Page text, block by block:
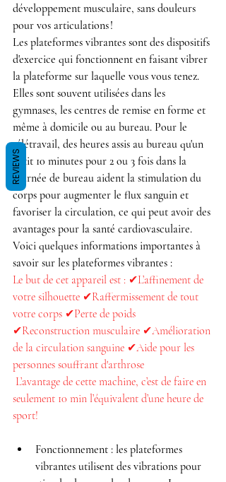
développement musculaire, sans douleurs
pour vos articulations !
Les plateformes vibrantes sont des dispositifs
d'exercice qui fonctionnent en faisant vibrer
la plateforme sur laquelle vous vous tenez.
Elles sont souvent utilisées dans les
gymnases, les centres de remise en forme et
même à domicile ou au bureau. Pour le
télétravail, des heures assis au bureau qu'un
petit 10 minutes pour 2 ou 3 fois dans la
journée de bureau aident la stimulation du
corps pour augmenter le flux sanguin et
favoriser la circulation, ce qui peut avoir des
avantages pour la santé cardiovasculaire.
Voici quelques informations importantes à
savoir sur les plateformes vibrantes :
Le but de cet appareil est : ✔L’affinement de
votre silhouette ✔Raffermissement de tout
votre corps ✔Perte de poids
✔Reconstruction musculaire ✔Amélioration
de la circulation sanguine ✔Aide pour les
personnes souffrant d'arthrose
seulement 10 min l’équivalent d’une heure de
sport!
Fonctionnement : les plateformes
vibrantes utilisent des vibrations pour
REVIEWS